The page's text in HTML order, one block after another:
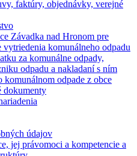
faktúry, objednávky, verejné
Závadka nad Hronom pre
vytriedenia komunálneho odpadu
za komunálne odpady,
odpadu a nakladaní s ním
komunálnom odpade z obce
dokumenty
údajov
jej právomoci a kompetencie a